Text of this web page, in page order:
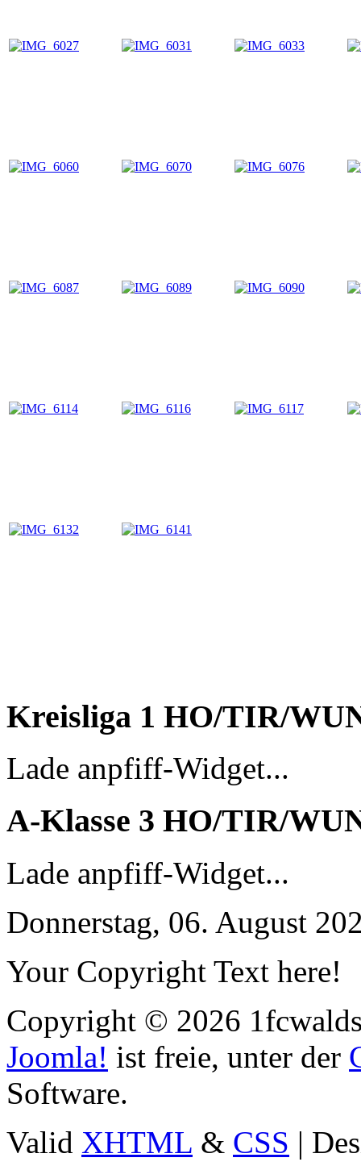
Kreisliga 1 HO/TIR/
Lade anpfiff-Widget...
A-Klasse 3 HO/TIR/
Lade anpfiff-Widget...
Donnerstag, 06. August
Your Copyright Text here!
Copyright © 2026
Joomla! ist freie, unter der
Software.
Valid XHTML & CSS |